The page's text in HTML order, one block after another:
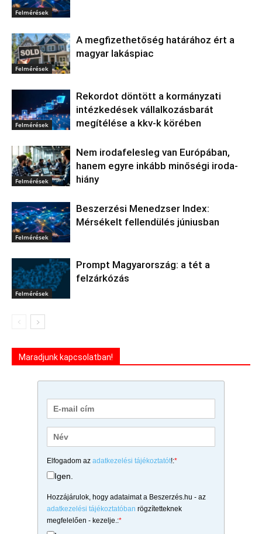
Felmérések
Felmérések
A megfizethetőség határához ért a
magyar lakáspiac
Felmérések
Rekordot döntött a kormányzati
intézkedések vállalkozásbarát
megítélése a kkv-k körében
Felmérések
Nem irodafelesleg van Európában,
hanem egyre inkább minőségi iroda-
hiány
Felmérések
Beszerzési Menedzser Index:
Mérsékelt fellendülés júniusban
Felmérések
Prompt Magyarország: a tét a
felzárkózás
Maradjunk kapcsolatban!
Elfogadom az adatkezelési tájékoztatót!:*
Igen.
Hozzájárulok, hogy adataimat a Beszerzés.hu - az
adatkezelési tájékoztatóban rögzítetteknek
megfelelően - kezelje.:*